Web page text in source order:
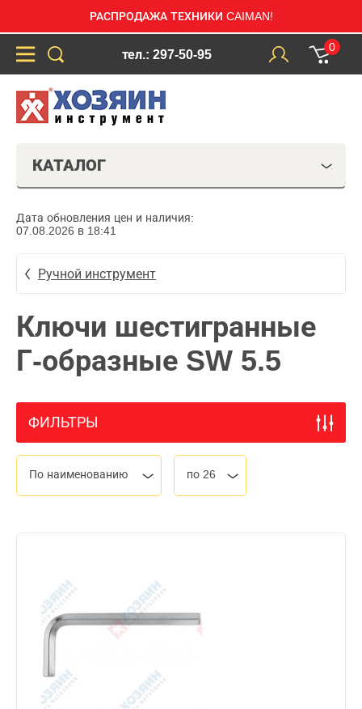
РАСПРОДАЖА ТЕХНИКИ CAIMAN!
тел.: 297-50-95
0
КАТАЛОГ
Дата обновления цен и наличия:
07.08.2026 в 18:41
Ручной инструмент
Ключи шестигранные
Г-образные SW 5.5
ФИЛЬТРЫ
По наименованию по 26